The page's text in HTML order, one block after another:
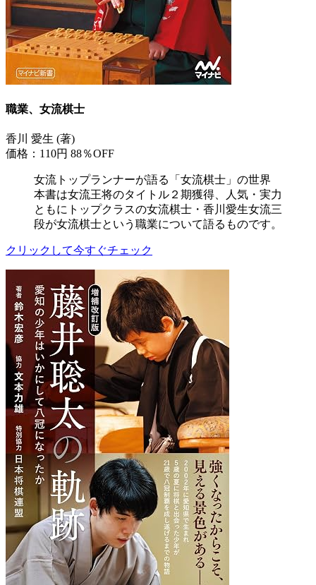
職業、女流棋士
香川 愛生 (著)
価格：110円 88％OFF
女流トップランナーが語る「女流棋士」の世界
本書は女流王将のタイトル２期獲得、人気・実力
ともにトップクラスの女流棋士・香川愛生女流三
段が女流棋士という職業について語るものです。
クリックして今すぐチェック